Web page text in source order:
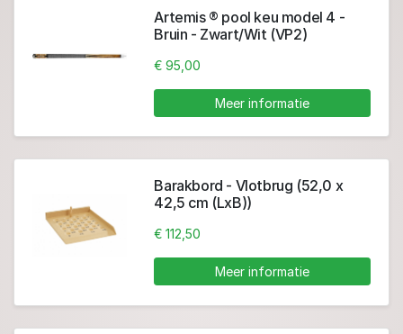
Artemis ® pool keu model 4 -
Bruin - Zwart/Wit (VP2)
€ 95,00
Meer informatie
Barakbord - Vlotbrug (52,0 x
42,5 cm (LxB))
€ 112,50
Meer informatie